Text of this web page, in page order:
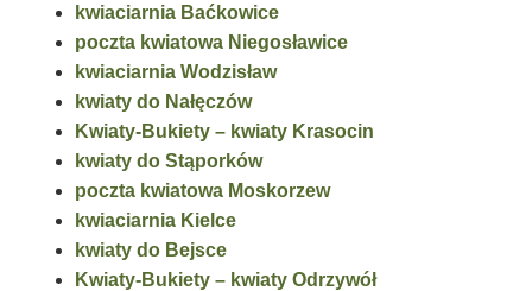
kwiaciarnia Baćkowice
poczta kwiatowa Niegosławice
kwiaciarnia Wodzisław
kwiaty do Nałęczów
Kwiaty-Bukiety – kwiaty Krasocin
kwiaty do Stąporków
poczta kwiatowa Moskorzew
kwiaciarnia Kielce
kwiaty do Bejsce
Kwiaty-Bukiety – kwiaty Odrzywół